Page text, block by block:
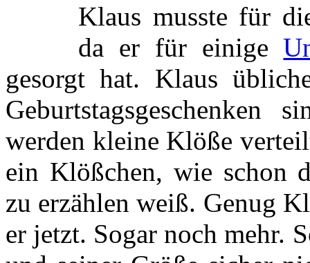
Klaus musste für
da er für einige
gesorgt hat. Klaus
Geburtstagsgeschenken
werden kleine Klöße
ein Klößchen, wie schon
zu erzählen weiß. Genug
er jetzt. Sogar noch mehr.